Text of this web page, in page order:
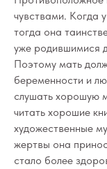
чувствами. Когда
тогда она
уже родившимися
Поэтому мать
беременности и
слушать хорошую
читать хорошие
художественные
жертвы она
стало более